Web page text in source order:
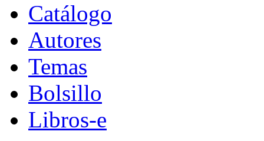
Catálogo
Autores
Temas
Bolsillo
Libros-e